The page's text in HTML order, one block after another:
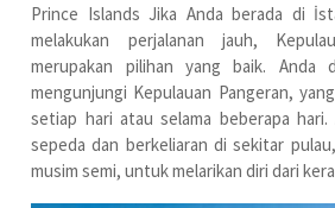
Prince Islands Jika Anda berada di
melakukan perjalanan jauh,
merupakan pilihan yang baik. Anda
mengunjungi Kepulauan Pangeran,
setiap hari atau selama beberapa
sepeda dan berkeliaran di sekitar
musim semi, untuk melarikan diri dari